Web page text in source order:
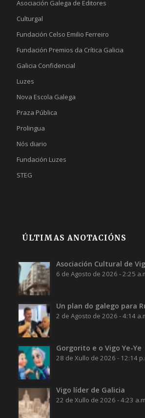
Asociación Galega de Editores
Culturgal
Fundación Celso Emilio Ferreiro
Fundación Premios da Crítica Galicia
Galicia Confidencial
Luzes
Nova Escola Galega
Praza Pública
Prolingua
Nós diario
Fundación Luzes
STEG
ÚLTIMAS ANOTACIÓNS
Asociación Cultural de
6 de Agosto de 2026 - 2:25
Un plan do galego para
2 de Agosto de 2026 - 4:14
Gorgorito e o Vigo Ye-Ye
28 de Xullo de 2026 - 12:14
Vigo líder de Galicia
22 de Xullo de 2026 - 4:23